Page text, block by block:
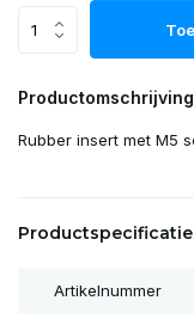
Productomschrijving
Rubber insert met M5
Artikelnummer